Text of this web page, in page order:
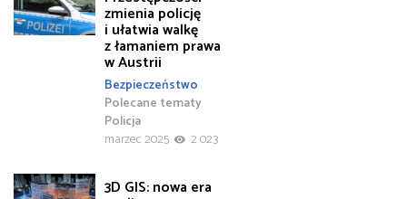
zmienia policję
i ułatwia walkę
z łamaniem prawa
w Austrii
Bezpieczeństwo
Polecane tematy
Policja
marzec 2025
2 023
3D GIS: nowa era